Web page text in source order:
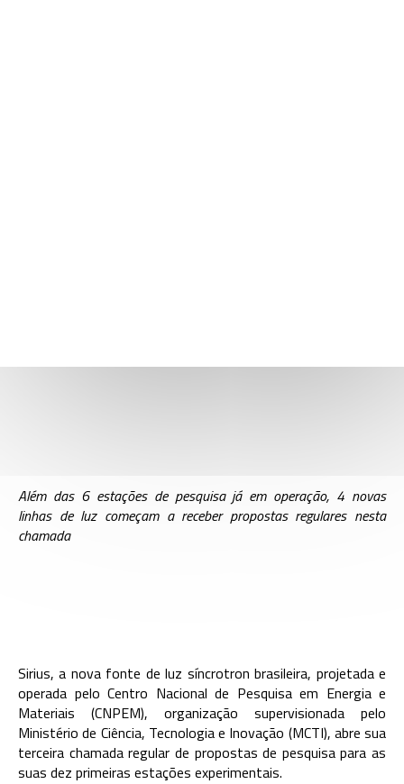
Além das 6 estações de pesquisa já em operação, 4 novas
linhas de luz começam a receber propostas regulares nesta
chamada
Sirius, a nova fonte de luz síncrotron brasileira, projetada e
operada pelo Centro Nacional de Pesquisa em Energia e
Materiais (CNPEM), organização supervisionada pelo
Ministério de Ciência, Tecnologia e Inovação (MCTI), abre sua
terceira chamada regular de propostas de pesquisa para as
suas dez primeiras estações experimentais.